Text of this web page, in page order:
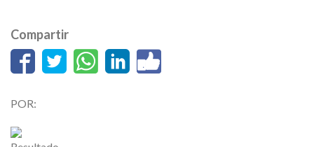
Compartir
POR: